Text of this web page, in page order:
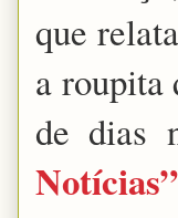
que
a roupita
de dias
Notícias”